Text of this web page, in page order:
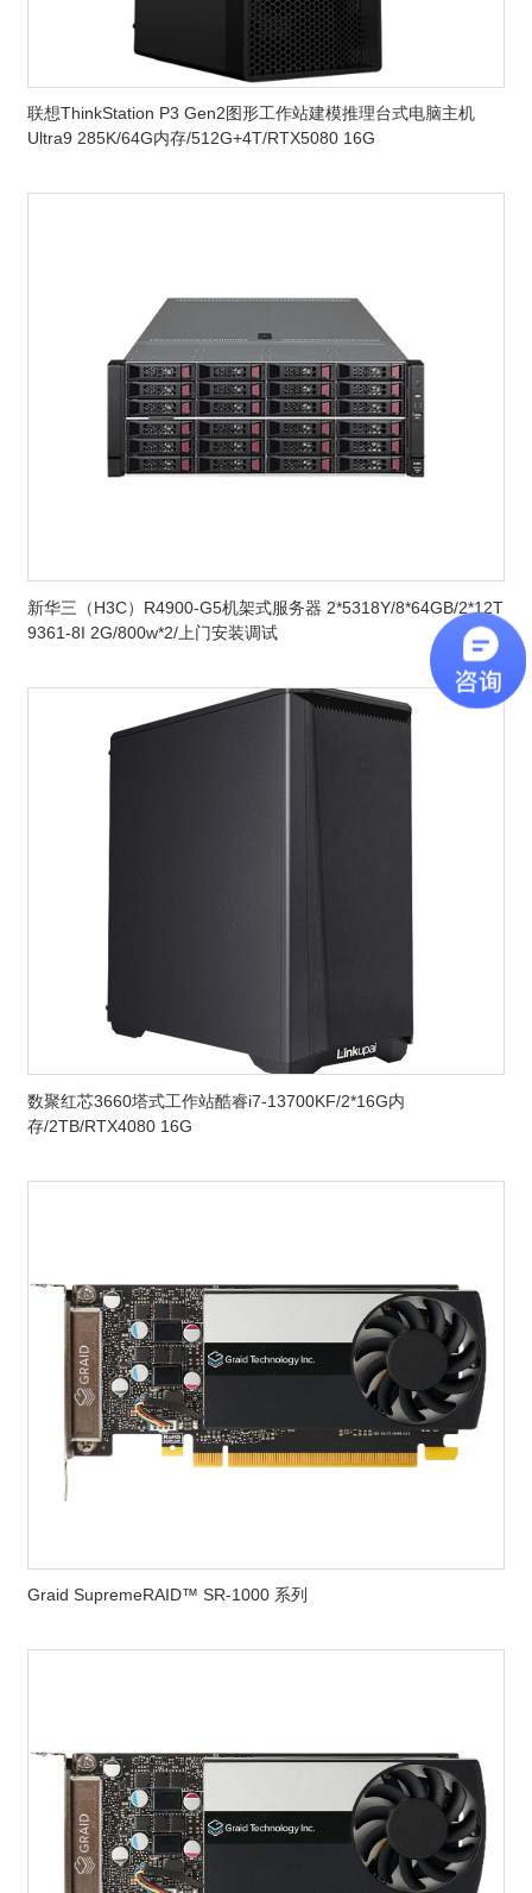
联想ThinkStation P3 Gen2图形工作站建模推理台式电脑主机
Ultra9 285K/64G内存/512G+4T/RTX5080 16G
新华三（H3C）R4900-G5机架式服务器 2*5318Y/8*64GB/2*12T
9361-8I 2G/800w*2/上门安装调试
数聚红芯3660塔式工作站酷睿i7-13700KF/2*16G内
存/2TB/RTX4080 16G
Graid SupremeRAID™ SR-1000 系列